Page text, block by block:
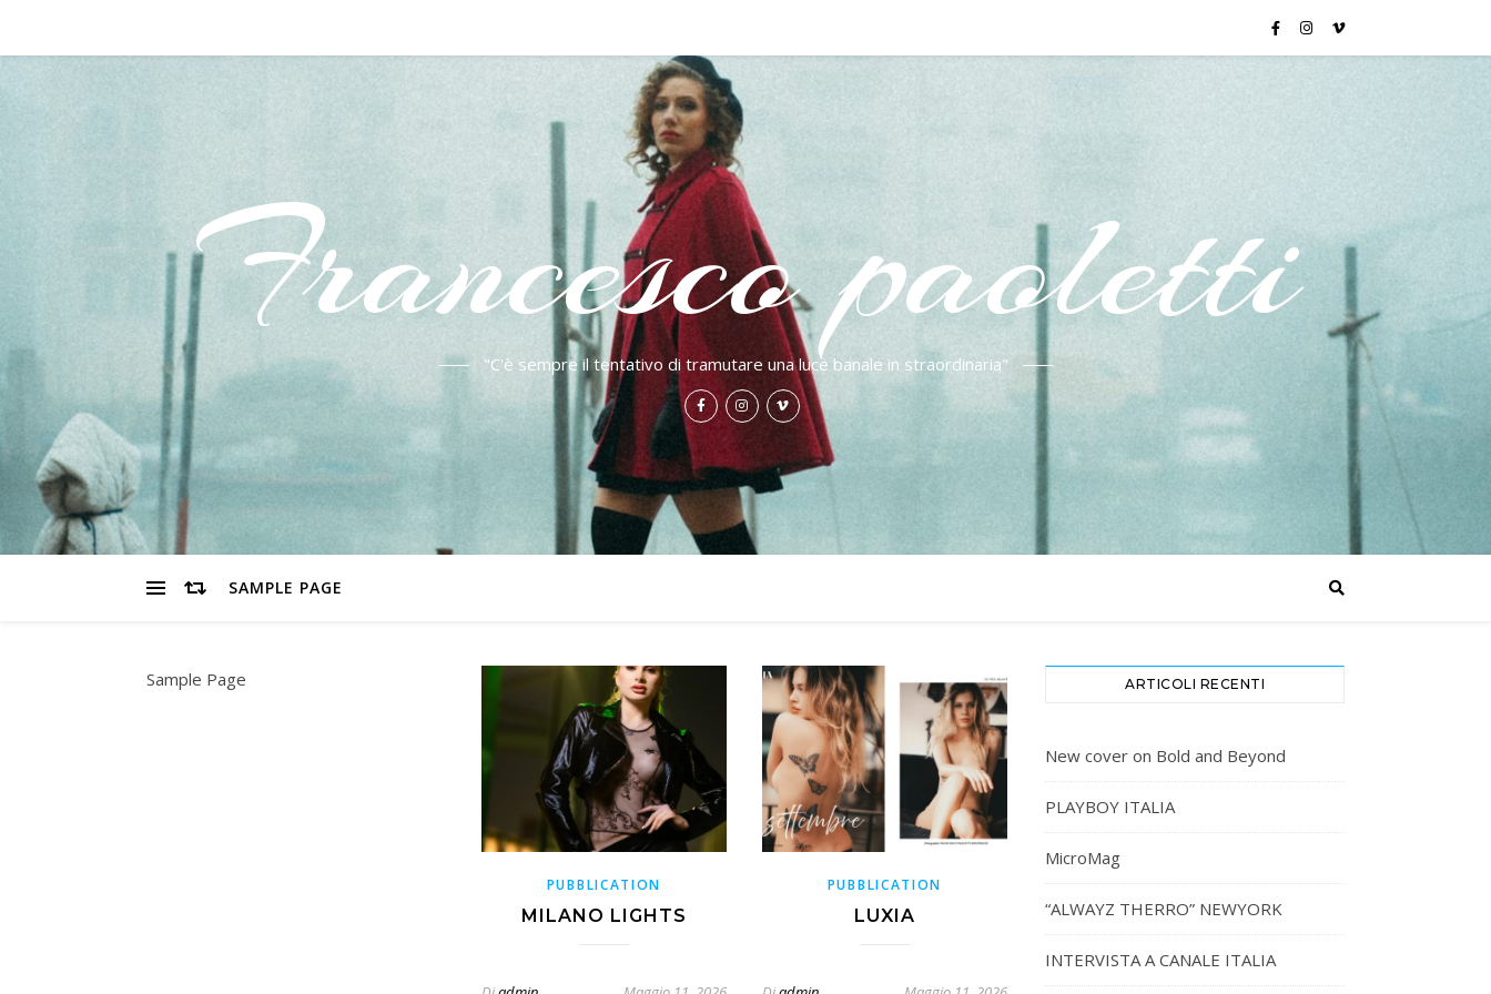
Francesco paoletti
"C'è sempre il tentativo di tramutare una luce banale in straordinaria"
SAMPLE PAGE
Sample Page
PUBBLICATION
MILANO LIGHTS
PUBBLICATION
LUXIA
ARTICOLI RECENTI
New cover on Bold and Beyond
PLAYBOY ITALIA
MicroMag
“ALWAYZ THERRO” NEWYORK
INTERVISTA A CANALE ITALIA